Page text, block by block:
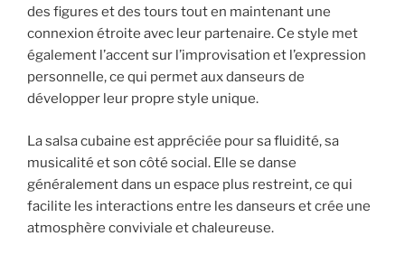
des figures et des tours tout en maintenant une
connexion étroite avec leur partenaire. Ce style met
également l’accent sur l’improvisation et l’expression
personnelle, ce qui permet aux danseurs de
développer leur propre style unique.
La salsa cubaine est appréciée pour sa fluidité, sa
musicalité et son côté social. Elle se danse
généralement dans un espace plus restreint, ce qui
facilite les interactions entre les danseurs et crée une
atmosphère conviviale et chaleureuse.